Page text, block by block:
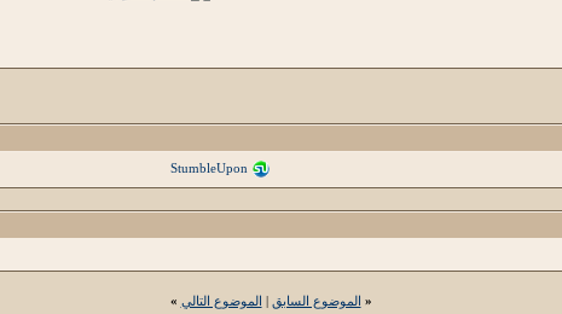
StumbleUpon
« الموضوع السابق | الموضوع التالي »